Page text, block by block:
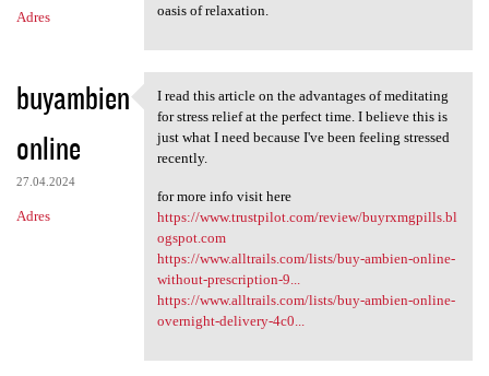
Adres oasis of relaxation.
buyambien
online
27.04.2024
Adres
I read this article on the
I read this article on the advantages of meditating
for stress relief at the perfect time. I believe this is
just what I need because I've been feeling stressed
recently.
for more info visit here
https://www.trustpilot.com/review/buyrxmgpills.bl
ogspot.com
https://www.alltrails.com/lists/buy-ambien-online-
without-prescription-9...
https://www.alltrails.com/lists/buy-ambien-online-
overnight-delivery-4c0...